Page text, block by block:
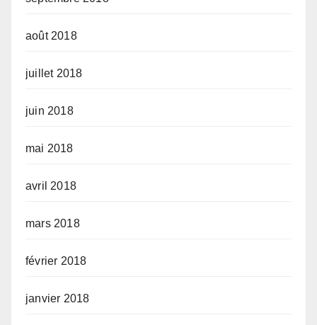
août 2018
juillet 2018
juin 2018
mai 2018
avril 2018
mars 2018
février 2018
janvier 2018